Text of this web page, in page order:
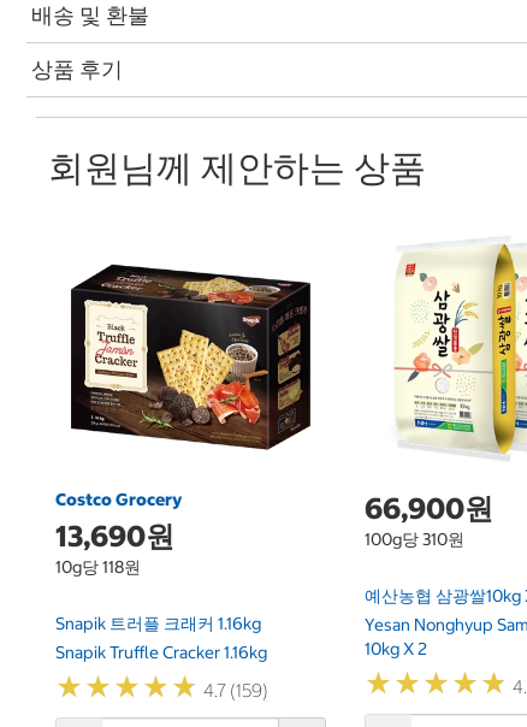
배송 및 환불
상품 후기
회원님께 제안하는 상품
Costco Grocery
13,690원
10g당 118원
Snapik 트러플 크래커 1.16kg
Snapik Truffle Cracker 1.16kg
★★★★★
★★★★★ 4.7 (159)
66,900원
100g당 310원
예산농협 삼광쌀10kg
Yesan Nonghyup
10kg X 2
★★★★★
★★★★★